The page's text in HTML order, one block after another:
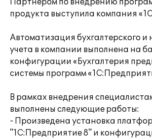
Партнером по внедрению
продукта выступила компания
Автоматизация бухгалтерского и
учета в компании выполнена на
конфигурации «Бухгалтерия
системы программ
В рамках внедрения
выполнены следующие работы:
- Произведена установка
"1С:Предприятие 8" и